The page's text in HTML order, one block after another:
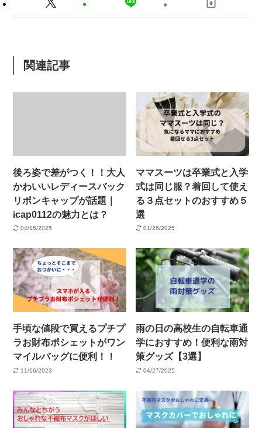
関連記事
後ろ姿で差がつく！！大人
かわいいレディースバック
リボンキャップが話題｜
icap0112の魅力とは？
04/15/2025
ママスーツは卒業式と入学
式は同じ服？着回して使え
る３点セットのおすすめ５
選
01/26/2025
手頃な値段で買えるプチプ
ラお財布ポシェットがワン
マイルバッグに便利！！
11/16/2023
雨の日の高校生の自転車通
学におすすめ！便利な雨対
策グッズ【3選】
04/27/2025